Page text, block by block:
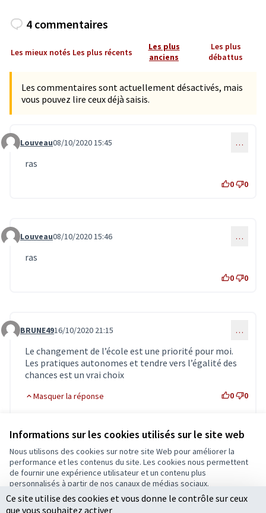
Informations sur les cookies utilisés sur le site web
Nous utilisons des cookies sur notre site Web pour améliorer la
performance et les contenus du site. Les cookies nous permettent
de fournir une expérience utilisateur et un contenu plus
personnalisés à partir de nos canaux de médias sociaux.
Tout accepter
4 commentaires
Les mieux notés Les plus récents
Les plus
anciens
Les plus
débattus
Les commentaires sont actuellement désactivés, mais
vous pouvez lire ceux déjà saisis.
Commentaire 2135
Louveau08/10/2020 15:45 …
ras
0 0
Commentaire 2136
Louveau08/10/2020 15:46 …
ras
0 0
Commentaire 2171
BRUNE4916/10/2020 21:15 …
Le changement de l’école est une priorité pour moi.
Les pratiques autonomes et tendre vers l’égalité des
chances est un vrai choix
Masquer la réponse 0 0
Commentaire 2172 (réponse au commentaire 2171)
Pasco 16/10/2020 23:02 …
Merci de votre soutien. Les évènements récents
renforcent la nécessité de mettre le paquet sur
l'école, et ce dès la petite enfance..
Ce site utilise des cookies et vous donne le contrôle sur ceux
que vous souhaitez activer